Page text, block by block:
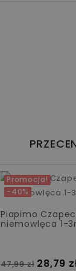
Promocja!
-40%
Piapimo
niemowlęca 1-
Cena
47,99 zł Cena
28,79